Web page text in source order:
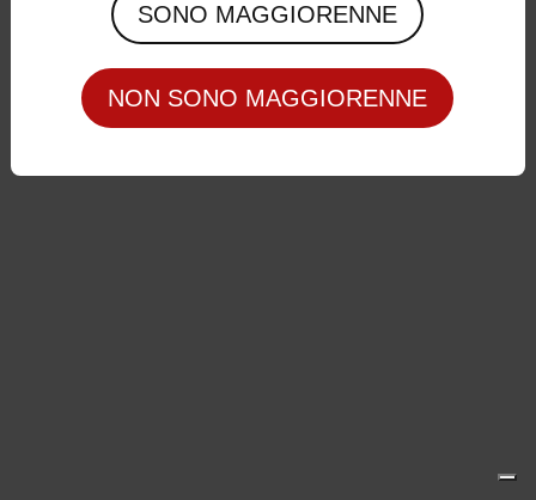
SONO MAGGIORENNE
NON SONO MAGGIORENNE